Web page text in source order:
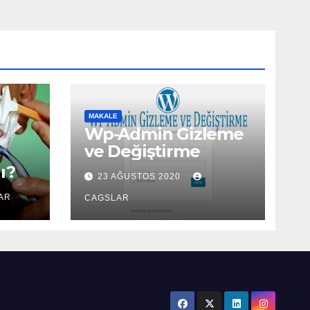
MAKALE
Wp-Admin Gizleme
ve Değiştirme
23 AĞUSTOS 2020
CAGSLAR